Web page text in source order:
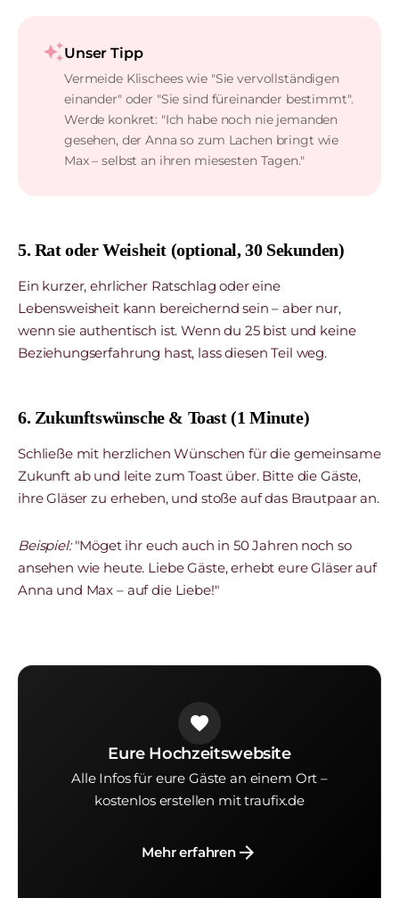
auto_awesomeUnser Tipp
Vermeide Klischees wie "Sie vervollständigen
einander" oder "Sie sind füreinander bestimmt".
Werde konkret: "Ich habe noch nie jemanden
gesehen, der Anna so zum Lachen bringt wie
Max – selbst an ihren miesesten Tagen."
5. Rat oder Weisheit (optional, 30 Sekunden)
Ein kurzer, ehrlicher Ratschlag oder eine
Lebensweisheit kann bereichernd sein – aber nur,
wenn sie authentisch ist. Wenn du 25 bist und keine
Beziehungserfahrung hast, lass diesen Teil weg.
6. Zukunftswünsche & Toast (1 Minute)
Schließe mit herzlichen Wünschen für die gemeinsame
Zukunft ab und leite zum Toast über. Bitte die Gäste,
ihre Gläser zu erheben, und stoße auf das Brautpaar an.
Beispiel:"Möget ihr euch auch in 50 Jahren noch so
ansehen wie heute. Liebe Gäste, erhebt eure Gläser auf
Anna und Max – auf die Liebe!"
favorite
Eure Hochzeitswebsite
Alle Infos für eure Gäste an einem Ort –
kostenlos erstellen mit traufix.de
Mehr erfahrenarrow_forward